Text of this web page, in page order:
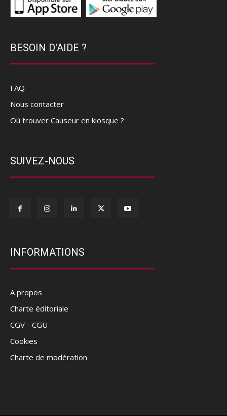
BESOIN D'AIDE ?
FAQ
Nous contacter
Où trouver Causeur en kiosque ?
SUIVEZ-NOUS
INFORMATIONS
A propos
Charte éditoriale
CGV - CGU
Cookies
Charte de modération